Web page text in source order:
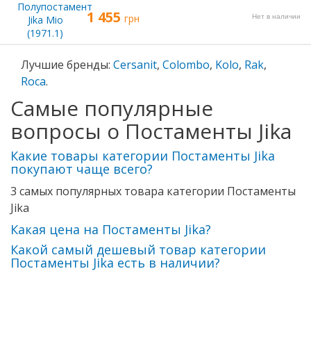
1 455 грн Нет в наличии
Лучшие бренды: Cersanit, Colombo, Kolo, Rak,
Roca.
Самые популярные
вопросы о Постаменты Jika
Какие товары категории Постаменты Jika
покупают чаще всего?
3 самых популярных товара категории Постаменты
Jika
Какая цена на Постаменты Jika?
Какой самый дешевый товар категории
Постаменты Jika есть в наличии?